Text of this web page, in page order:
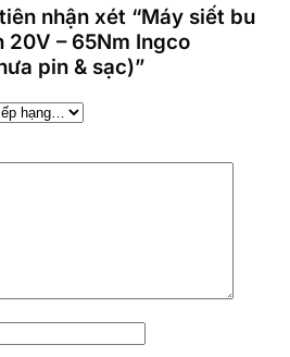
nhận xét “Máy siết bu
20V – 65Nm Ingco
pin & sạc)”